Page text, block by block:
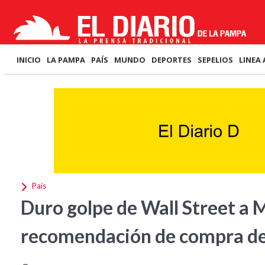
INICIO LA PAMPA PAÍS MUNDO DEPORTES SEPELIOS LINEA
País
Duro golpe de Wall Street a
recomendación de compra